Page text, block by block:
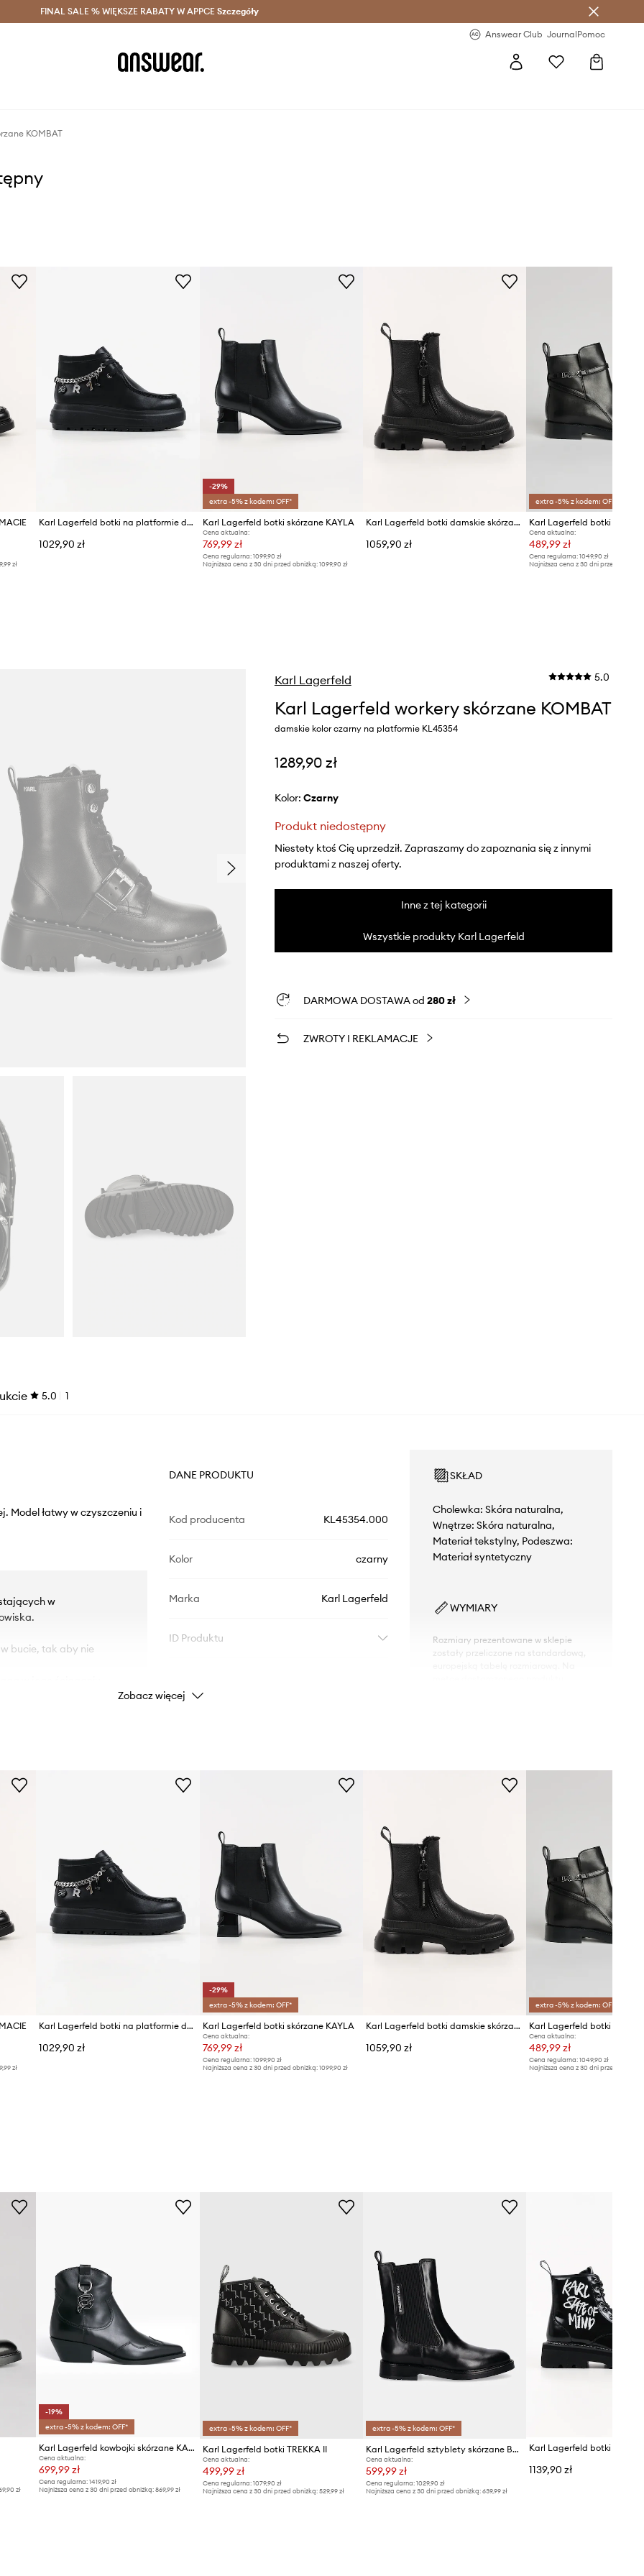
Oszczędzaj z Answear Club > Dostawa nawet w 24h >
FINAL SALE % WIĘKSZE RABATY W APPCE Szczegóły
Answear Club JournalPomoc
KOMBAT
zł
Karl Lagerfeld botki na platformie damskie skórzane Katya
1029,90 zł
-29%
extra -5% z kodem: OFF*
Karl Lagerfeld botki skórzane KAYLA
Cena aktualna:
769,99 zł
Cena regularna: 1099,90 zł
Najniższa cena z 30 dni przed obniżką: 1099,90 zł
Karl Lagerfeld botki damskie skórzane Trekka Max
1059,90 zł
extra -5% z kodem: OFF*
Karl Lagerfeld botki
Cena aktualna:
489,99 zł
Cena regularna: 1049,90 zł
Najniższa cena z 30 dni przed obniżką:
Karl Lagerfeld 5.0
Karl Lagerfeld workery skórzane KOMBAT
damskie kolor czarny na platformie KL45354
1289,90 zł
Kolor: czarny
Produkt niedostępny
Niestety ktoś Cię uprzedził. Zapraszamy do zapoznania się z innymi
produktami z naszej oferty.
Inne z tej kategorii
Wszystkie produkty Karl Lagerfeld
DARMOWA DOSTAWA od 280 zł
ZWROTY I REKLAMACJE
5.0 1
Model łatwy w czyszczeniu i
w
bucie, tak aby nie
na uszkodzenia.
DANE PRODUKTU
Kod producenta KL45354.000
Kolor czarny
Marka Karl Lagerfeld
ID Produktu
SKŁAD
Cholewka: Skóra naturalna,
Wnętrze: Skóra naturalna,
Materiał tekstylny, Podeszwa:
Materiał syntetyczny
WYMIARY
Rozmiary prezentowane w sklepie
zostały przeliczone na standardową,
Zobacz więcej
zł
Karl Lagerfeld botki na platformie damskie skórzane Katya
1029,90 zł
-29%
extra -5% z kodem: OFF*
Karl Lagerfeld botki skórzane KAYLA
Cena aktualna:
769,99 zł
Cena regularna: 1099,90 zł
Najniższa cena z 30 dni przed obniżką: 1099,90 zł
Karl Lagerfeld botki damskie skórzane Trekka Max
1059,90 zł
extra -5% z kodem: OFF*
Karl Lagerfeld botki
Cena aktualna:
489,99 zł
Cena regularna: 1049,90 zł
Najniższa cena z 30 dni przed obniżką:
zł
-19%
extra -5% z kodem: OFF*
Karl Lagerfeld kowbojki skórzane KANSAS NFT
Cena aktualna:
699,99 zł
Cena regularna: 1419,90 zł
Najniższa cena z 30 dni przed obniżką: 869,99 zł
extra -5% z kodem: OFF*
Karl Lagerfeld botki TREKKA II
Cena aktualna:
499,99 zł
Cena regularna: 1079,90 zł
Najniższa cena z 30 dni przed obniżką: 529,99 zł
extra -5% z kodem: OFF*
Karl Lagerfeld sztyblety skórzane BLAKE
Cena aktualna:
599,99 zł
Cena regularna:1029,90 zł
Najniższa cena z 30 dni przed obniżką:639,99 zł
1139,90 zł